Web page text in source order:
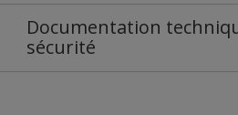
Documentation
sécurité